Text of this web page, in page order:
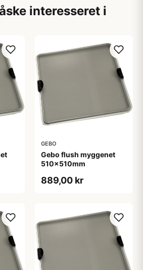
interesseret i
GEBO
Gebo flush myggenet
510x510mm
889,00 kr